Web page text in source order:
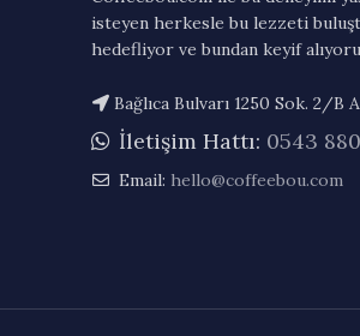
isteyen herkesle bu lezzeti
hedefliyor ve bundan keyif
Bağlıca Bulvarı 1250 Sok. 2/B
İletişim Hattı: 0543
Email: hello@coffeebou.com